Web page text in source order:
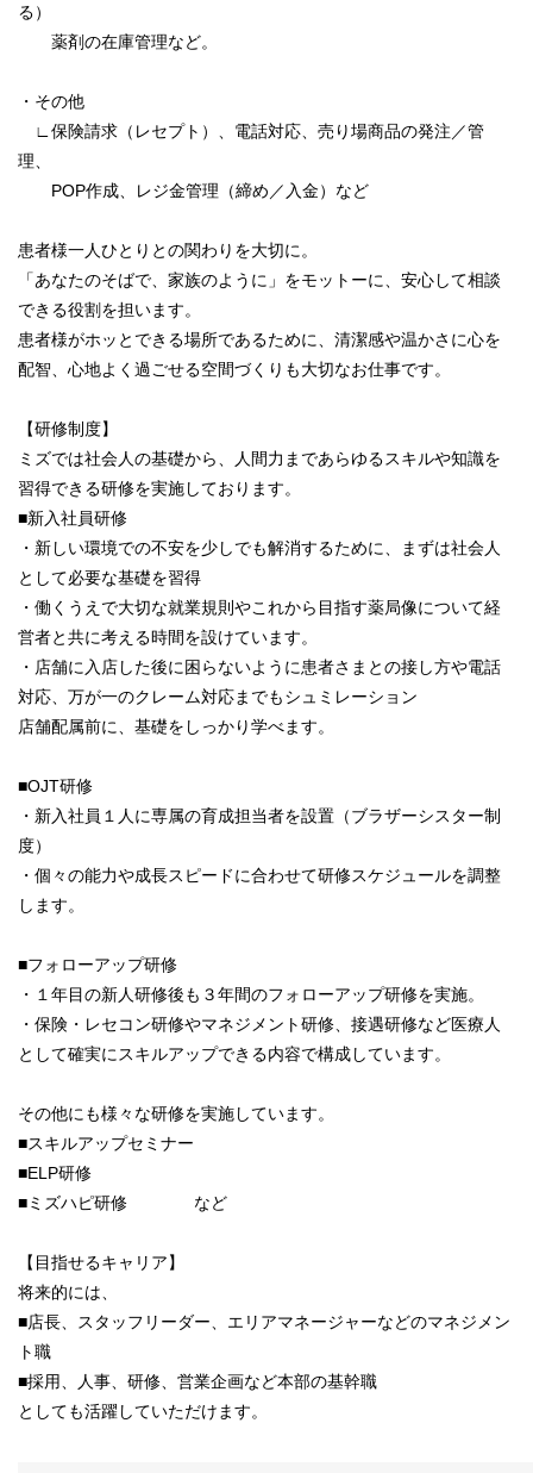
る）
薬剤の在庫管理など。
・その他
∟保険請求（レセプト）、電話対応、売り場商品の発注／管
理、
POP作成、レジ金管理（締め／入金）など
患者様一人ひとりとの関わりを大切に。
「あなたのそばで、家族のように」をモットーに、安心して相談
できる役割を担います。
患者様がホッとできる場所であるために、清潔感や温かさに心を
配智、心地よく過ごせる空間づくりも大切なお仕事です。
【研修制度】
ミズでは社会人の基礎から、人間力まであらゆるスキルや知識を
習得できる研修を実施しております。
■新入社員研修
・新しい環境での不安を少しでも解消するために、まずは社会人
として必要な基礎を習得
・働くうえで大切な就業規則やこれから目指す薬局像について経
営者と共に考える時間を設けています。
・店舗に入店した後に困らないように患者さまとの接し方や電話
対応、万が一のクレーム対応までもシュミレーション
店舗配属前に、基礎をしっかり学べます。
■OJT研修
・新入社員１人に専属の育成担当者を設置（ブラザーシスター制
度）
・個々の能力や成長スピードに合わせて研修スケジュールを調整
します。
■フォローアップ研修
・１年目の新人研修後も３年間のフォローアップ研修を実施。
・保険・レセコン研修やマネジメント研修、接遇研修など医療人
として確実にスキルアップできる内容で構成しています。
その他にも様々な研修を実施しています。
■スキルアップセミナー
■ELP研修
■ミズハピ研修 など
【目指せるキャリア】
将来的には、
■店長、スタッフリーダー、エリアマネージャーなどのマネジメン
ト職
■採用、人事、研修、営業企画など本部の基幹職
としても活躍していただけます。